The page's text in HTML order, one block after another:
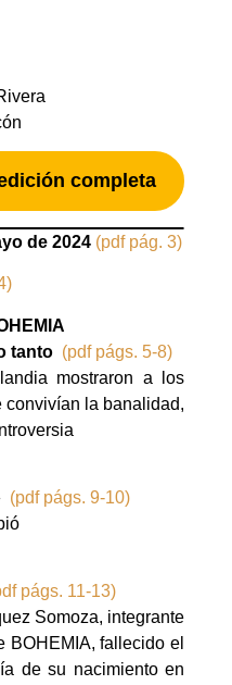
completa
de 2024 (pdf pág. 3)
tanto (pdf págs. 5-8)
mostraron a los
convivían la banalidad,
(pdf págs. 9-10)
págs. 11-13)
Somoza, integrante
BOHEMIA, fallecido el
de su nacimiento en